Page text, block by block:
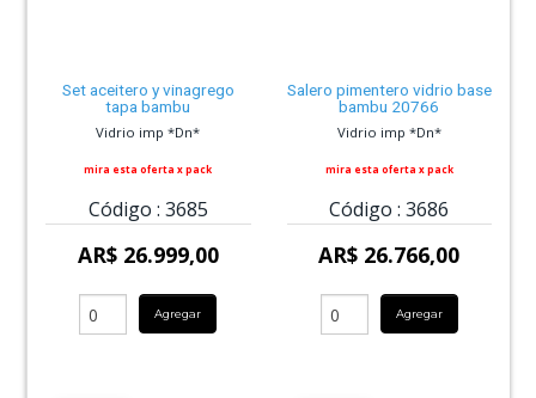
Set aceitero y vinagrego
tapa bambu
Vidrio imp *Dn*
mira esta oferta x pack
Código : 3685
AR$ 26.999,00
Agregar
Salero pimentero vidrio base
bambu 20766
Vidrio imp *Dn*
mira esta oferta x pack
Código : 3686
AR$ 26.766,00
Agregar